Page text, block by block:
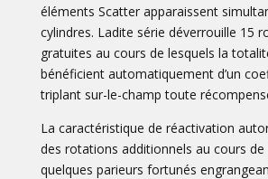
éléments Scatter apparaissent
cylindres. Ladite série déverrouille 15
gratuites au cours de lesquels la
bénéficient automatiquement d’un
triplant sur-le-champ toute
La caractéristique de réactivation
des rotations additionnels au cours de
quelques parieurs fortunés